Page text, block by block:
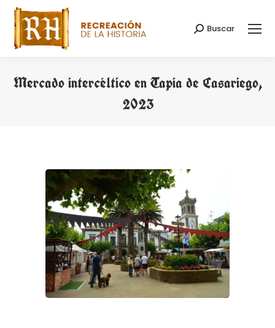
Buscar:
Buscar
Mercado intercéltico en Tapia de Casariego,
2023